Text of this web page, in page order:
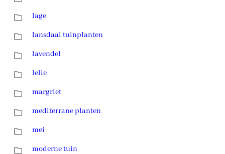
lage
lansdaal tuinplanten
lavendel
lelie
margriet
mediterrane planten
mei
moderne tuin